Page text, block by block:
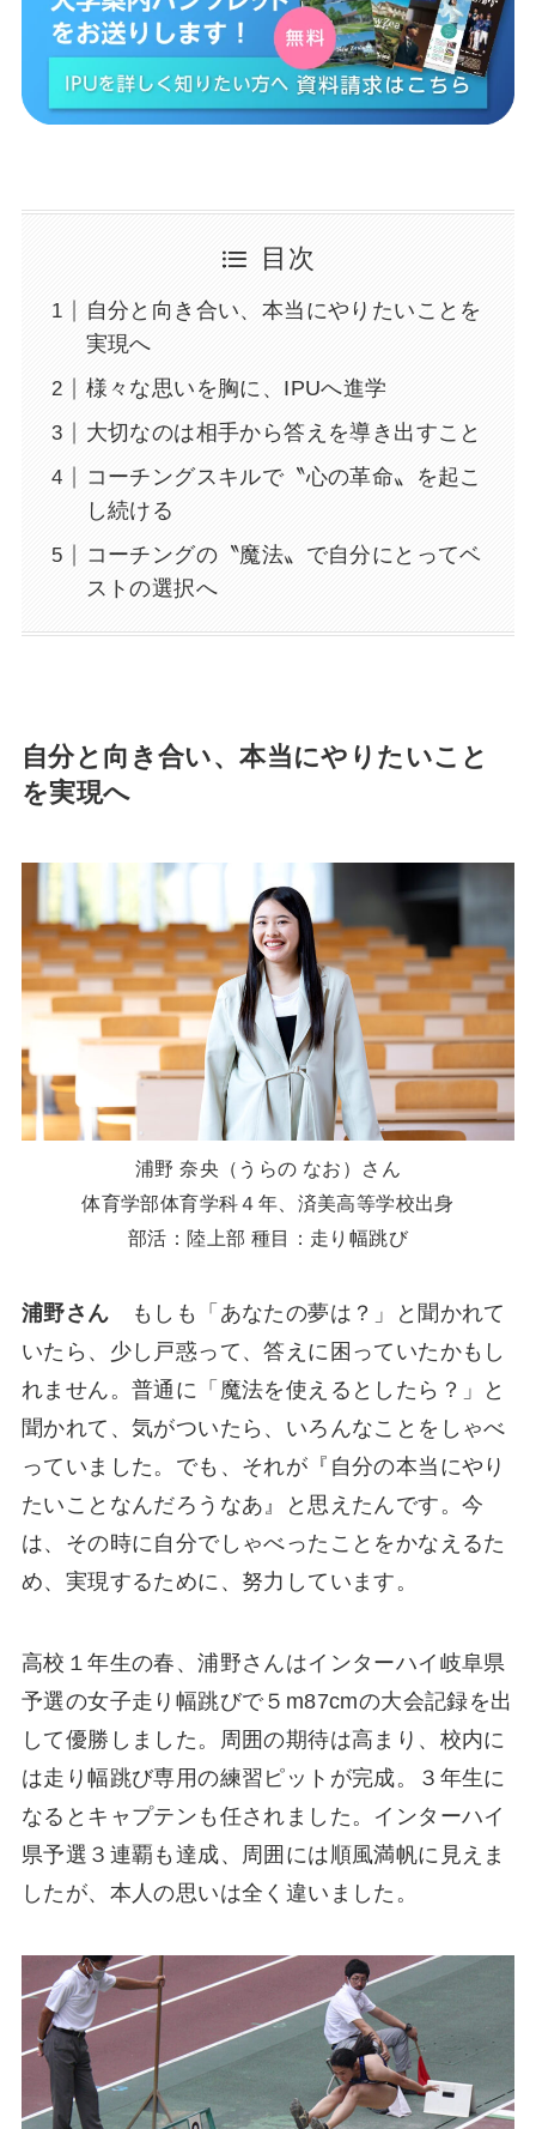
目次
自分と向き合い、本当にやりたいことを
実現へ
様々な思いを胸に、IPUへ進学
大切なのは相手から答えを導き出すこと
コーチングスキルで〝心の革命〟を起こ
し続ける
コーチングの〝魔法〟で自分にとってベ
ストの選択へ
自分と向き合い、本当にやりたいこと
を実現へ
浦野 奈央（うらの なお）さん
体育学部体育学科４年、済美高等学校出身
部活：陸上部 種目：走り幅跳び
浦野さん もしも「あなたの夢は？」と聞かれて
いたら、少し戸惑って、答えに困っていたかもし
れません。普通に「魔法を使えるとしたら？」と
聞かれて、気がついたら、いろんなことをしゃべ
っていました。でも、それが『自分の本当にやり
たいことなんだろうなあ』と思えたんです。今
は、その時に自分でしゃべったことをかなえるた
め、実現するために、努力しています。
高校１年生の春、浦野さんはインターハイ岐阜県
予選の女子走り幅跳びで５m87cmの大会記録を出
して優勝しました。周囲の期待は高まり、校内に
は走り幅跳び専用の練習ピットが完成。３年生に
なるとキャプテンも任されました。インターハイ
県予選３連覇も達成、周囲には順風満帆に見えま
したが、本人の思いは全く違いました。